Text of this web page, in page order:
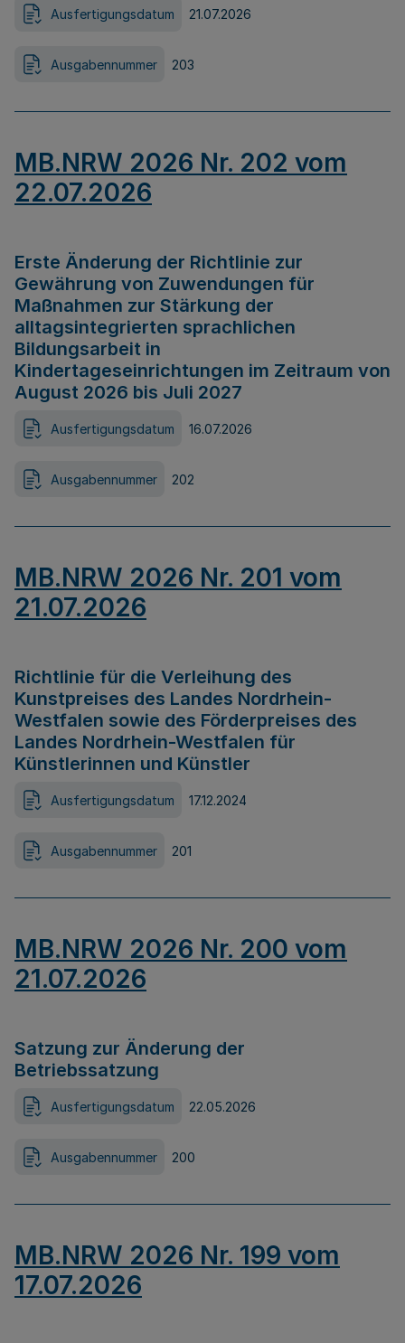
Ausfertigungsdatum 21.07.2026
Ausgabennummer 203
MB.NRW 2026 Nr. 202 vom
22.07.2026
Erste Änderung der Richtlinie zur
Gewährung von Zuwendungen für
Maßnahmen zur Stärkung der
alltagsintegrierten sprachlichen
Bildungsarbeit in
Kindertageseinrichtungen im Zeitraum von
August 2026 bis Juli 2027
Ausfertigungsdatum 16.07.2026
Ausgabennummer 202
MB.NRW 2026 Nr. 201 vom
21.07.2026
Richtlinie für die Verleihung des
Kunstpreises des Landes Nordrhein-
Westfalen sowie des Förderpreises des
Landes Nordrhein-Westfalen für
Künstlerinnen und Künstler
Ausfertigungsdatum 17.12.2024
Ausgabennummer 201
MB.NRW 2026 Nr. 200 vom
21.07.2026
Satzung zur Änderung der
Betriebssatzung
Ausfertigungsdatum 22.05.2026
Ausgabennummer 200
MB.NRW 2026 Nr. 199 vom
17.07.2026